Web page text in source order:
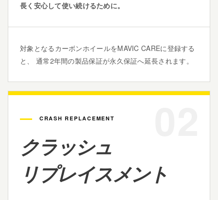
長く安心して使い続けるために。
対象となるカーボンホイールをMAVIC CAREに登録する
と、 通常2年間の製品保証が永久保証へ延長されます。
CRASH REPLACEMENT
クラッシュ
リプレイスメント